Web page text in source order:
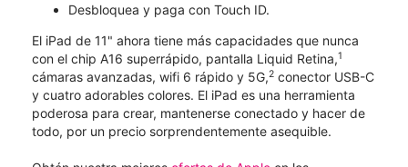
Desbloquea y paga con Touch ID.
El iPad de 11" ahora tiene más capacidades que nunca
con el chip A16 superrápido, pantalla Liquid Retina,1
cámaras avanzadas, wifi 6 rápido y 5G,2 conector USB-C
y cuatro adorables colores. El iPad es una herramienta
poderosa para crear, mantenerse conectado y hacer de
todo, por un precio sorprendentemente asequible.